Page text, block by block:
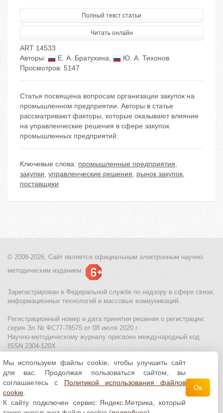
Полный текст статьи
Читать онлайн
ART 14533
Авторы:
Е. А. Братухина,
Ю. А. Тихонов
Просмотров: 5147
Статья посвящена вопросам организации закупок на
промышленном предприятии. Авторы в статье
рассматривают факторы, которые оказывают влияние
на управленческие решения в сфере закупок
промышленных предприятий.
Ключевые слова: промышленные предприятия,
закупки, управленческие решения, рынок закупок,
поставщики
© 2008-2026, Сайт является официальным электронным научно-
методическим изданием.
Зарегистрирован в Федеральной службе по надзору в сфере связи,
информационных технологий и массовых коммуникаций.
Регистрационный номер и дата принятия решения о регистрации:
серия Эл № ФС77-78575 от 08 июля 2020 г
Научно-методическому журналу присвоен международный код
ISSN 2304-120X
МЦИТО|Школьные олимпиады и онлайн конкурсы для детей
Политика использования файлов cookie| Политика обработки и
защиты персональных данных
Все материалы доступны полицензии Creative
Commons С указанием авторства 4.0 Всемирная
Мы используем файлы cookie, чтобы улучшить сайт
для вас. Продолжая пользоваться сайтом, вы
соглашаетесь с Политикой использования файлов
cookie
К сайту подключен сервис Яндекс.Метрика, который
Ок